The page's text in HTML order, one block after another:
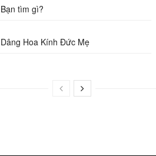
Bạn tìm gì?
Dâng Hoa Kính Đức Mẹ